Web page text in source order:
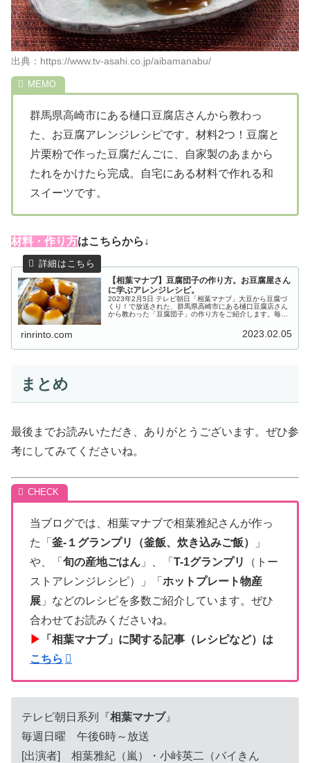
出典：https://www.tv-asahi.co.jp/aibamanabu/
群馬県高崎市にある樋口豆腐店さんから教わっ
た、お豆腐アレンジレシピです。材料2つ！豆腐と
片栗粉で作った豆腐だんごに、自家製のあまから
たれをかけたら完成。自宅にある材料で作れる和
スイーツです。
材料・作り方はこちらから↓
【相葉マナブ】豆腐団子の作り方。お豆腐屋さん
に学ぶアレンジレシピ。
2023年2月5日 テレビ朝日「相葉マナブ」大豆から豆腐づ
くり！で放送された、群馬県高崎市にある樋口豆腐店さん
から教わった「豆腐団子」の作り方をご紹介します。毎年
rinrinto.com 2023.02.05
まとめ
最後までお読みいただき、ありがとうございます。ぜひ参
考にしてみてくださいね。
当ブログでは、相葉マナブで相葉雅紀さんが作っ
た「 釜-１グランプリ（釜飯、炊き込みご飯）
」
や、「 旬の産地ごはん 」、「 T-1グランプリ
（トー
ストアレンジレシピ）」「 ホットプレート物産
展 」などのレシピを多数ご紹介しています。ぜひ
合わせてお読みくださいね。
▶
「相葉マナブ」に関する記事（レシピなど）は
こちら
テレビ朝日系列『相葉マナブ』
毎週日曜 午後6時～放送
[出演者] 相葉雅紀（嵐）・小峠英二（バイきん